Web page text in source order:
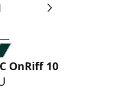
OnRiff 10